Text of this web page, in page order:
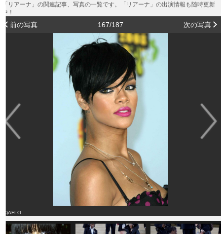
「リアーナ」の関連記事、写真の一覧です。「リアーナ」の出演情報も随時更新
中！
前の写真 167/187 次の写真
(C)AFLO